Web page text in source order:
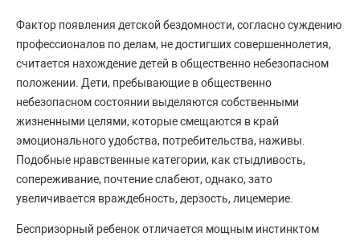
Фактор появления детской бездомности, согласно суждению
профессионалов по делам, не достигших совершеннолетия,
считается нахождение детей в общественно небезопасном
положении. Дети, пребывающие в общественно
небезопасном состоянии выделяются собственными
жизненными целями, которые смещаются в край
эмоционального удобства, потребительства, наживы.
Подобные нравственные категории, как стыдливость,
сопереживание, почтение слабеют, однако, зато
увеличивается враждебность, дерзость, лицемерие.
Беспризорный ребенок отличается мощным инстинктом